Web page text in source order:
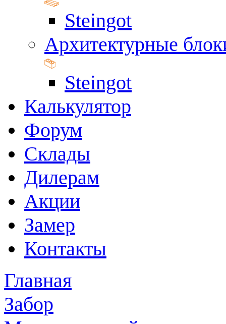
Steingot
Архитектурные
Steingot
Калькулятор
Форум
Склады
Дилерам
Акции
Замер
Контакты
Главная
Забор